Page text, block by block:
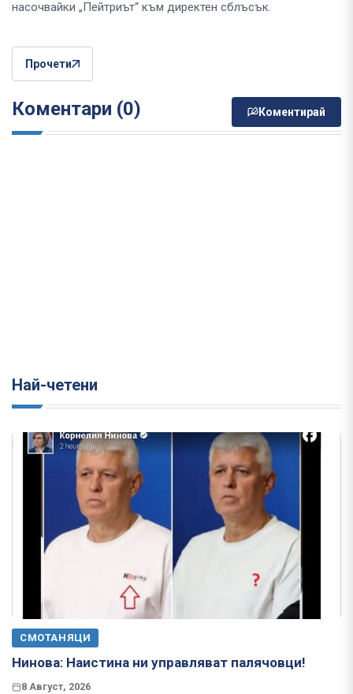
насочвайки „Пейтриът“ към директен сблъсък.
Прочети
Коментари (0) Коментирай
Най-четени
СМОТАНЯЦИ
Нинова: Наистина ни управляват палячовци!
8 Август, 2026